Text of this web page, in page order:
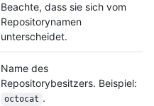
Beachte, dass sie sich vom
Repositorynamen
unterscheidet.
Name des
Repositorybesitzers. Beispiel:
octocat .